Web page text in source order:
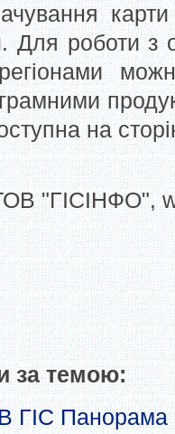
Для роботи з
на
"ГІСІНФО",
за темою:
В ГІС Панорама